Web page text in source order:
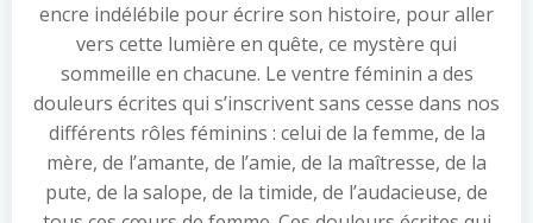
encre indélébile pour écrire son histoire, pour aller
vers cette lumière en quête, ce mystère qui
sommeille en chacune. Le ventre féminin a des
douleurs écrites qui s’inscrivent sans cesse dans nos
différents rôles féminins : celui de la femme, de la
mère, de l’amante, de l’amie, de la maîtresse, de la
pute, de la salope, de la timide, de l’audacieuse, de